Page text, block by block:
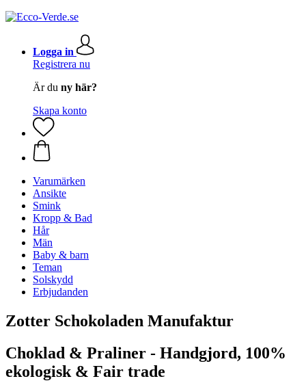
Logga in
Registrera nu
Är du ny här?
Skapa konto
Varumärken
Ansikte
Smink
Kropp & Bad
Hår
Män
Baby & barn
Teman
Solskydd
Erbjudanden
Zotter Schokoladen Manufaktur
Choklad & Praliner - Handgjord, 100%
ekologisk & Fair trade